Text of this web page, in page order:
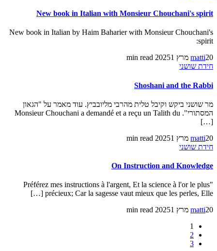
New book in Italian with Monsieur Chouchani's spirit
New book in Italian by Haim Baharier with Monsieur Chouchani's
spirit:
matti20 מרץ 2025
1 min read
חידת שושני
Shoshani and the Rabbi
מר שושני ביקש וקיבל טלית מהרבי מליובביץ. עוד מאמר על "הגאון
המסתורי". Monsieur Chouchani a demandé et a reçu un Talith du
[…]
matti20 מרץ 2025
1 min read
חידת שושני
On Instruction and Knowledge
"Préférez mes instructions à l'argent, Et la science à l'or le plus
précieux; Car la sagesse vaut mieux que les perles, Elle […]
matti20 מרץ 2025
1 min read
1
2
3